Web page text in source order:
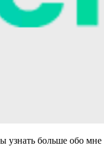
больше обо